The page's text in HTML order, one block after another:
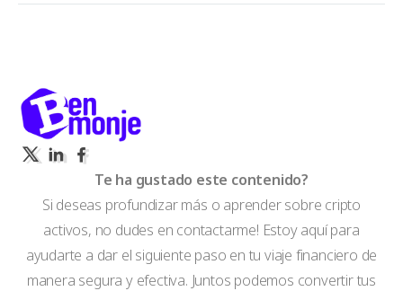
Te ha gustado este contenido?
Si deseas profundizar más o aprender sobre cripto
activos, no dudes en contactarme! Estoy aquí para
ayudarte a dar el siguiente paso en tu viaje financiero de
manera segura y efectiva. Juntos podemos convertir tus